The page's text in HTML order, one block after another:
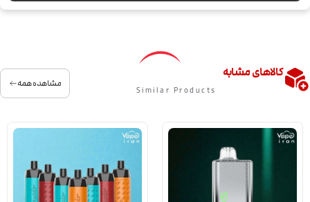
کالاهای مشابه
Similar Products
مشاهده همه